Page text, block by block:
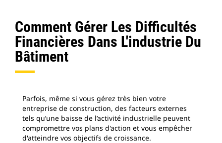
Comment Gérer Les Difficultés
Financières Dans L'industrie Du
Bâtiment
Parfois, même si vous gérez très bien votre
entreprise de construction, des facteurs externes
tels qu’une baisse de l’activité industrielle peuvent
compromettre vos plans d'action et vous empêcher
d'atteindre vos objectifs de croissance.